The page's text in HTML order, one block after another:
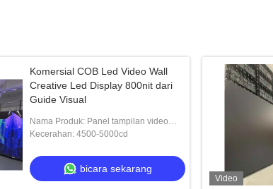
Komersial COB Led Video Wall
Creative Led Display 800nit dari
Guide Visual
Nama Produk: Panel tampilan video
LED
Kecerahan: 4500-5000cd
bicara sekarang
Video